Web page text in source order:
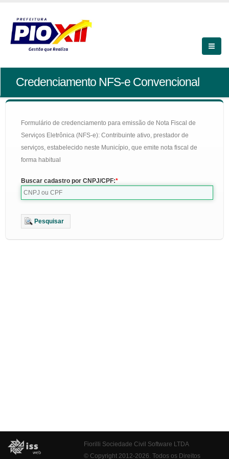
Credenciamento NFS-e Convencional
Formulário de credenciamento para emissão de Nota Fiscal de
Serviços Eletrônica (NFS-e): Contribuinte ativo, prestador de
serviços, estabelecido neste Município, que emite nota fiscal de
forma habitual
Buscar cadastro por CNPJ/CPF:
Pesquisar
Fiorilli Sociedade Civil Software LTDA
© Copyright 2012-2026. Todos os Direitos